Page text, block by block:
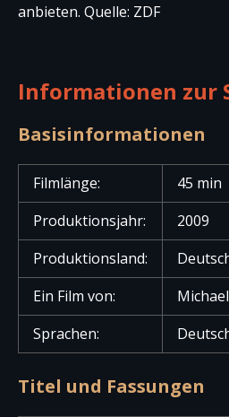
anbieten. Quelle: ZDF
Informationen zur
Basisinformationen
Filmlänge:
45 min
Produktionsjahr:
2009
Produktionsland:
Ein Film von:
Sprachen:
Titel und Fassungen